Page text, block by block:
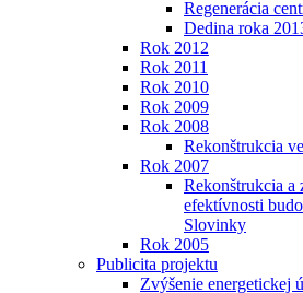
Regenerácia
Dedina roka
Rok 2012
Rok 2011
Rok 2010
Rok 2009
Rok 2008
Rekonštrukcia
Rok 2007
Rekonštrukcia a
efektívnosti
Slovinky
Rok 2005
Publicita projektu
Zvýšenie energetickej